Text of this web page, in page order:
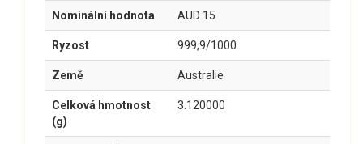
Nominální hodnota AUD 15
Ryzost 999,9/1000
Země Australie
Celková hmotnost
(g)
3.120000